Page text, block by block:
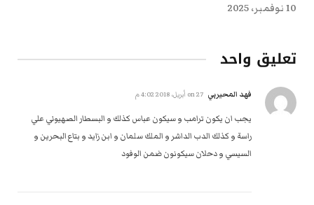
10 نوفمبر، 2025
تعليق واحد
فهد المحيربي 27 أبريل، 2018 4:02 م
يجب ان يكون ترامب و سيكون عباس كذلك و البسطار الصهيوني علي
راسة و كذلك الدب الداشر و الملك سلمان و ابن زايد و بتاع البحرين و
السيسي و دحلان سيكونون ضمن الوفود